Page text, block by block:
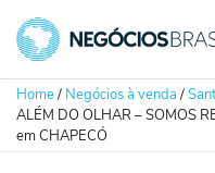
Home/ Negócios à venda/
ALÉM DO OLHAR – SOMOS
em CHAPECÓ